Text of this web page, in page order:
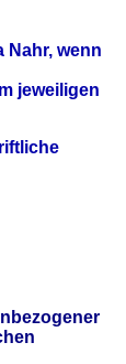
Nahr, wenn
jeweiligen